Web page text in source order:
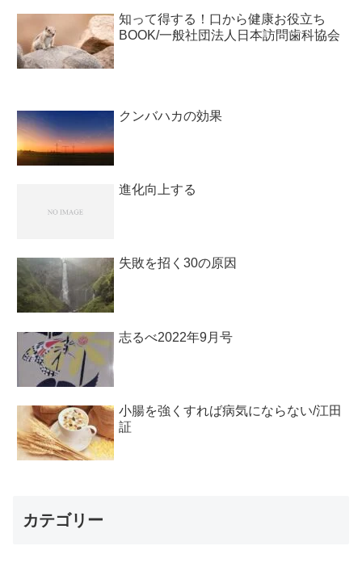
知って得する！口から健康お役立ち
BOOK/一般社団法人日本訪問歯科協会￼
クンバハカの効果
進化向上する
失敗を招く30の原因
志るべ2022年9月号
小腸を強くすれば病気にならない/江田
証
カテゴリー